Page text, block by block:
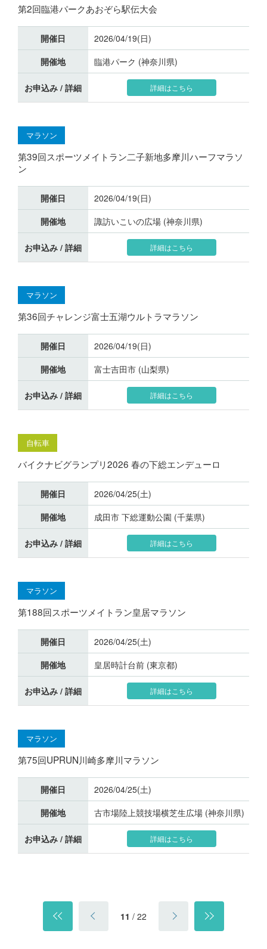
第2回臨港パークあおぞら駅伝大会
開催日
2026/04/19(日)
開催地
臨港パーク (神奈川県)
お申込み / 詳細 詳細はこちら
マラソン
第39回スポーツメイトラン二子新地多摩川ハーフマラソ
ン
開催日
2026/04/19(日)
開催地
諏訪いこいの広場 (神奈川県)
お申込み / 詳細 詳細はこちら
マラソン
第36回チャレンジ富士五湖ウルトラマラソン
開催日
2026/04/19(日)
開催地
富士吉田市 (山梨県)
お申込み / 詳細 詳細はこちら
自転車
バイクナビグランプリ2026 春の下総エンデューロ
開催日
2026/04/25(土)
開催地
成田市 下総運動公園 (千葉県)
お申込み / 詳細 詳細はこちら
マラソン
第188回スポーツメイトラン皇居マラソン
開催日
2026/04/25(土)
開催地
皇居時計台前 (東京都)
お申込み / 詳細 詳細はこちら
マラソン
第75回UPRUN川崎多摩川マラソン
開催日
2026/04/25(土)
開催地
古市場陸上競技場横芝生広場 (神奈川県)
お申込み / 詳細 詳細はこちら
11 / 22